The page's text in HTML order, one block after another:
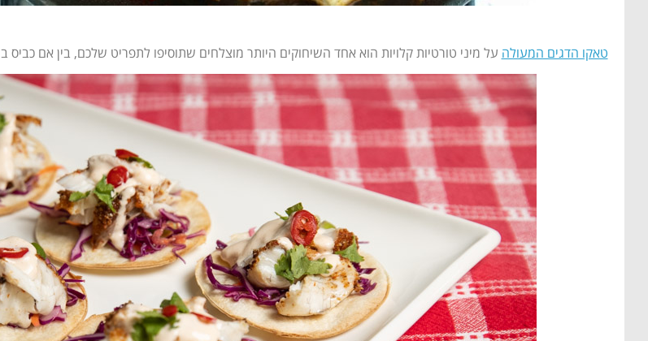
טאקו הדגים המעולה על מיני טורטיות קלויות הוא אחד השיחוקים היותר מוצלחים שתוסיפו לתפריט שלכם, בין אם